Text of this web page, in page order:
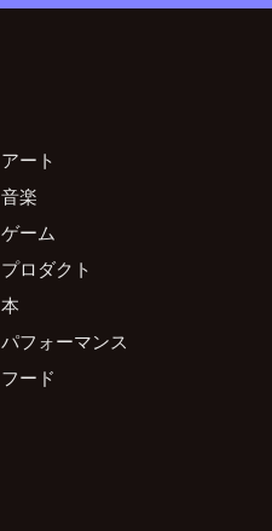
アート
音楽
ゲーム
プロダクト
本
パフォーマンス
フード